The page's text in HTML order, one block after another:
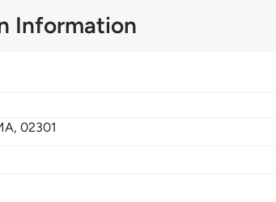
Information
02301